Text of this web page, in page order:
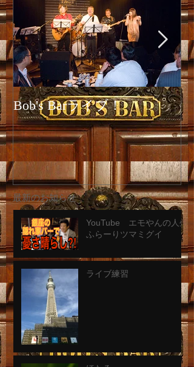
Bob's Barライブ！
最新のお知らせ
YouTube エモやんの人生
ふらーりツマミグイ
ライブ練習